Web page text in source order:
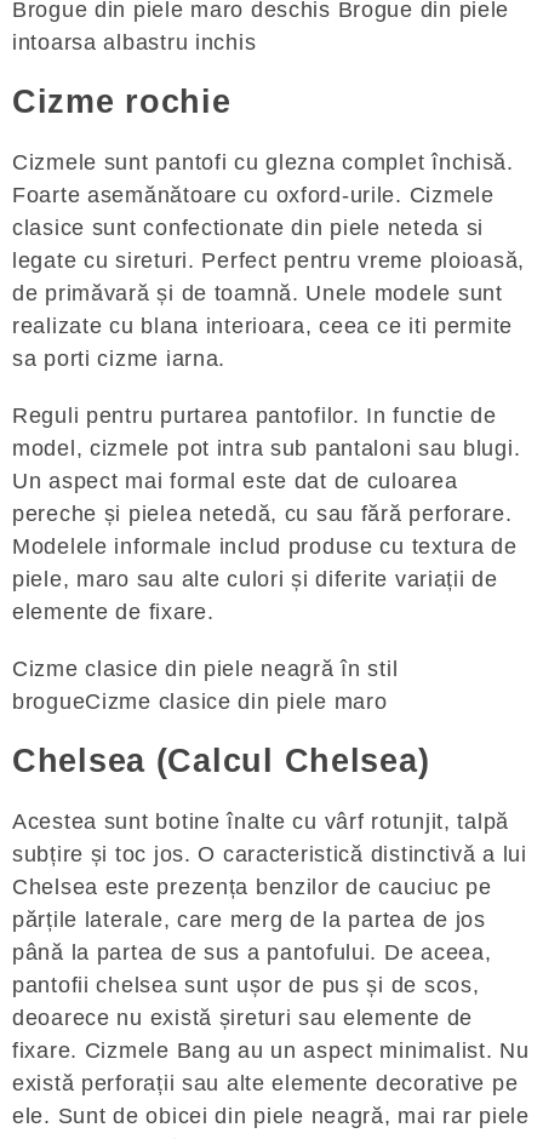
Brogue din piele maro deschis Brogue din piele
intoarsa albastru inchis
Cizme rochie
Cizmele sunt pantofi cu glezna complet închisă.
Foarte asemănătoare cu oxford-urile. Cizmele
clasice sunt confectionate din piele neteda si
legate cu sireturi. Perfect pentru vreme ploioasă,
de primăvară și de toamnă. Unele modele sunt
realizate cu blana interioara, ceea ce iti permite
sa porti cizme iarna.
Reguli pentru purtarea pantofilor. In functie de
model, cizmele pot intra sub pantaloni sau blugi.
Un aspect mai formal este dat de culoarea
pereche și pielea netedă, cu sau fără perforare.
Modelele informale includ produse cu textura de
piele, maro sau alte culori și diferite variații de
elemente de fixare.
Cizme clasice din piele neagră în stil
brogueCizme clasice din piele maro
Chelsea (Calcul Chelsea)
Acestea sunt botine înalte cu vârf rotunjit, talpă
subțire și toc jos. O caracteristică distinctivă a lui
Chelsea este prezența benzilor de cauciuc pe
părțile laterale, care merg de la partea de jos
până la partea de sus a pantofului. De aceea,
pantofii chelsea sunt ușor de pus și de scos,
deoarece nu există șireturi sau elemente de
fixare. Cizmele Bang au un aspect minimalist. Nu
există perforații sau alte elemente decorative pe
ele. Sunt de obicei din piele neagră, mai rar piele